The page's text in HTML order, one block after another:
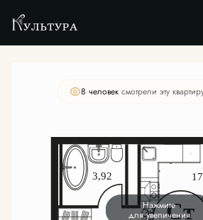
Студия27.55 м
8 человек смотрели эту
Нажмите
для увеличения